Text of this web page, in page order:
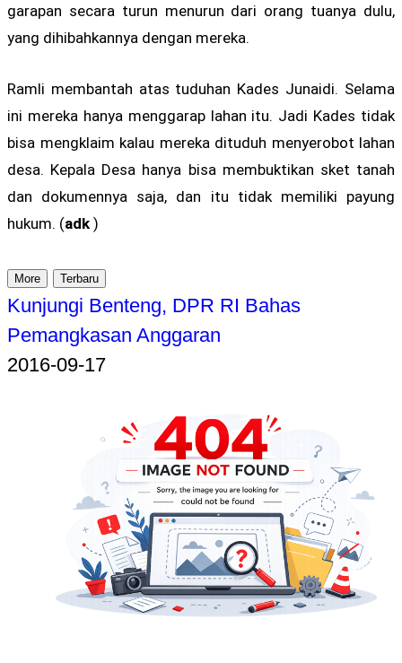
garapan secara turun menurun dari orang tuanya dulu,
yang dihibahkannya dengan mereka.
Ramli membantah atas tuduhan Kades Junaidi. Selama
ini mereka hanya menggarap lahan itu. Jadi Kades tidak
bisa mengklaim kalau mereka dituduh menyerobot lahan
desa. Kepala Desa hanya bisa membuktikan sket tanah
dan dokumennya saja, dan itu tidak memiliki payung
hukum. (adk )
More Terbaru
Kunjungi Benteng, DPR RI Bahas
Pemangkasan Anggaran
2016-09-17